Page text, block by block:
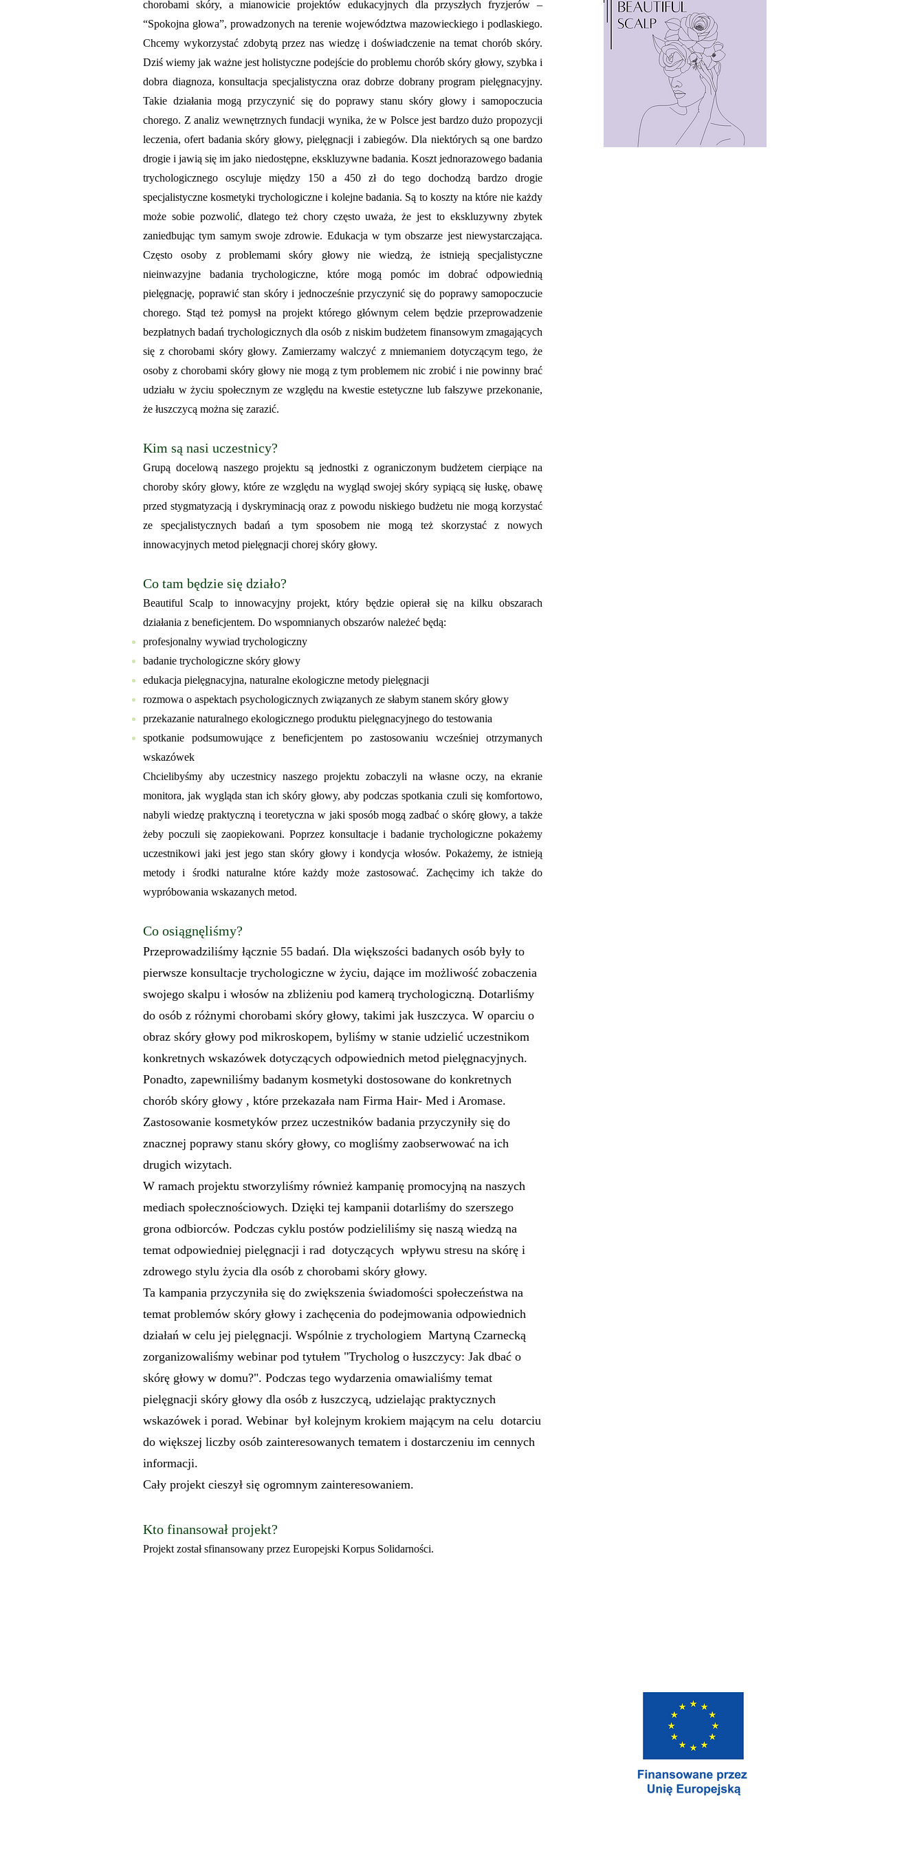
chorobami skóry, a mianowicie projektów edukacyjnych dla przyszłych fryzjerów –
“Spokojna głowa”, prowadzonych na terenie województwa mazowieckiego i podlaskiego.
Chcemy wykorzystać zdobytą przez nas wiedzę i doświadczenie na temat chorób skóry.
Dziś wiemy jak ważne jest holistyczne podejście do problemu chorób skóry głowy, szybka i
dobra diagnoza, konsultacja specjalistyczna oraz dobrze dobrany program pielęgnacyjny.
Takie działania mogą przyczynić się do poprawy stanu skóry głowy i samopoczucia
chorego. Z analiz wewnętrznych fundacji wynika, że w Polsce jest bardzo dużo propozycji
leczenia, ofert badania skóry głowy, pielęgnacji i zabiegów. Dla niektórych są one bardzo
drogie i jawią się im jako niedostępne, ekskluzywne badania. Koszt jednorazowego badania
trychologicznego oscyluje między 150 a 450 zł do tego dochodzą bardzo drogie
specjalistyczne kosmetyki trychologiczne i kolejne badania. Są to koszty na które nie każdy
może sobie pozwolić, dlatego też chory często uważa, że jest to ekskluzywny zbytek
zaniedbując tym samym swoje zdrowie. Edukacja w tym obszarze jest niewystarczająca.
Często osoby z problemami skóry głowy nie wiedzą, że istnieją specjalistyczne
nieinwazyjne badania trychologiczne, które mogą pomóc im dobrać odpowiednią
pielęgnację, poprawić stan skóry i jednocześnie przyczynić się do poprawy samopoczucie
chorego. Stąd też pomysł na projekt którego głównym celem będzie przeprowadzenie
bezpłatnych badań trychologicznych dla osób z niskim budżetem finansowym zmagających
się z chorobami skóry głowy. Zamierzamy walczyć z mniemaniem dotyczącym tego, że
osoby z chorobami skóry głowy nie mogą z tym problemem nic zrobić i nie powinny brać
udziału w życiu społecznym ze względu na kwestie estetyczne lub fałszywe przekonanie,
że łuszczycą można się zarazić.
Kim są nasi uczestnicy?
Grupą docelową naszego projektu są jednostki z ograniczonym budżetem cierpiące na
choroby skóry głowy, które ze względu na wygląd swojej skóry sypiącą się łuskę, obawę
przed stygmatyzacją i dyskryminacją oraz z powodu niskiego budżetu nie mogą korzystać
ze specjalistycznych badań a tym sposobem nie mogą też skorzystać z nowych
innowacyjnych metod pielęgnacji chorej skóry głowy.
Co tam będzie się działo?
Beautiful Scalp to innowacyjny projekt, który będzie opierał się na kilku obszarach
działania z beneficjentem. Do wspomnianych obszarów należeć będą:
profesjonalny wywiad trychologiczny
badanie trychologiczne skóry głowy
edukacja pielęgnacyjna, naturalne ekologiczne metody pielęgnacji
rozmowa o aspektach psychologicznych związanych ze słabym stanem skóry głowy
przekazanie naturalnego ekologicznego produktu pielęgnacyjnego do testowania
spotkanie podsumowujące z beneficjentem po zastosowaniu wcześniej otrzymanych
wskazówek
Chcielibyśmy aby uczestnicy naszego projektu zobaczyli na własne oczy, na ekranie
monitora, jak wygląda stan ich skóry głowy, aby podczas spotkania czuli się komfortowo,
nabyli wiedzę praktyczną i teoretyczna w jaki sposób mogą zadbać o skórę głowy, a także
żeby poczuli się zaopiekowani. Poprzez konsultacje i badanie trychologiczne pokażemy
uczestnikowi jaki jest jego stan skóry głowy i kondycja włosów. Pokażemy, że istnieją
metody i środki naturalne które każdy może zastosować. Zachęcimy ich także do
wypróbowania wskazanych metod.
Co osiągnęliśmy?
Przeprowadziliśmy łącznie 55 badań. Dla większości badanych osób były to
pierwsze konsultacje trychologiczne w życiu, dające im możliwość zobaczenia
swojego skalpu i włosów na zbliżeniu pod kamerą trychologiczną. Dotarliśmy
do osób z różnymi chorobami skóry głowy, takimi jak łuszczyca. W oparciu o
obraz skóry głowy pod mikroskopem, byliśmy w stanie udzielić uczestnikom
konkretnych wskazówek dotyczących odpowiednich metod pielęgnacyjnych.
Ponadto, zapewniliśmy badanym kosmetyki dostosowane do konkretnych
chorób skóry głowy , które przekazała nam Firma Hair- Med i Aromase.
Zastosowanie kosmetyków przez uczestników badania przyczyniły się do
znacznej poprawy stanu skóry głowy, co mogliśmy zaobserwować na ich
drugich wizytach.
W ramach projektu stworzyliśmy również kampanię promocyjną na naszych
mediach społecznościowych. Dzięki tej kampanii dotarliśmy do szerszego
grona odbiorców. Podczas cyklu postów podzieliliśmy się naszą wiedzą na
temat odpowiedniej pielęgnacji i rad dotyczących wpływu stresu na skórę i
zdrowego stylu życia dla osób z chorobami skóry głowy.
Ta kampania przyczyniła się do zwiększenia świadomości społeczeństwa na
temat problemów skóry głowy i zachęcenia do podejmowania odpowiednich
działań w celu jej pielęgnacji. Wspólnie z trychologiem Martyną Czarnecką
zorganizowaliśmy webinar pod tytułem "Trycholog o łuszczycy: Jak dbać o
skórę głowy w domu?". Podczas tego wydarzenia omawialiśmy temat
pielęgnacji skóry głowy dla osób z łuszczycą, udzielając praktycznych
wskazówek i porad. Webinar był kolejnym krokiem mającym na celu dotarciu
do większej liczby osób zainteresowanych tematem i dostarczeniu im cennych
informacji.
Cały projekt cieszył się ogromnym zainteresowaniem.
Kto finansował projekt?
Projekt został sfinansowany przez Europejski Korpus Solidarności.